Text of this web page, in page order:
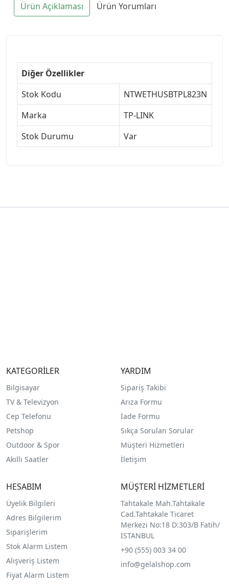
Ürün Açıklaması Ürün Yorumları
Diğer Özellikler
Stok Kodu
NTWETHUSBTPL823N
Marka
TP-LINK
Stok Durumu
Var
KATEGORİLER
Bilgisayar
TV & Televizyon
Cep Telefonu
Petshop
Outdoor & Spor
Akıllı Saatler
YARDIM
Sipariş Takibi
Arıza Formu
İade Formu
Sıkça Sorulan Sorular
Müşteri Hizmetleri
İletişim
HESABIM
Üyelik Bilgileri
Adres Bilgilerim
Siparişlerim
Stok Alarm Listem
Alışveriş Listem
Fiyat Alarm Listem
MÜŞTERİ HİZMETLERİ
Tahtakale Mah.Tahtakale
Cad.Tahtakale Ticaret
Merkezi No:18 D:303/B Fatih/
İSTANBUL
+90 (555) 003 34 00
info@gelalshop.com